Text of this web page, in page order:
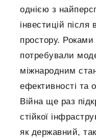
однією з
інвестицій після
простору. Роками
потребували
міжнародним
ефективності та
Війна ще раз
стійкої
як державний,